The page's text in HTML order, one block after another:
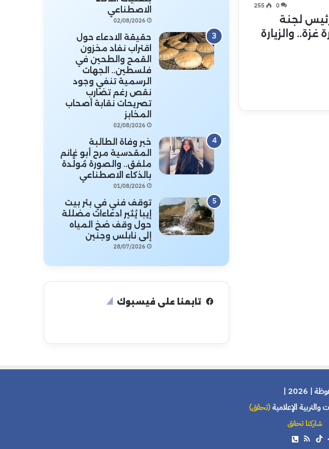
0
255
لجنة
غزة.. والزيارة
الاصطناعي
02/08/2026
حقيقة الادعاء حول
اقتراب نفاد مخزون
القمح والطحين في
فلسطين.. الجهات
الرسمية تنفي وجود
نقص رغم تضارب
تصريحات نقابة أصحاب
المخابز
02/08/2026
خبر وفاة الطالبة
المقدسية مرح أبو غانم
ملفق.. والصورة مُولَّدة
بالذكاء الاصطناعي
01/08/2026
توقف فني في بئر بيت
إيبا يُثير ادعاءات مضللة
حول وقف ضخ المياه
إلى نابلس وجنين
28/07/2026
تابعنا على فيسبوك
|
الإعلامية(تحقق)
شاركنا تحقق
تيلقرام‫TikTokملخص